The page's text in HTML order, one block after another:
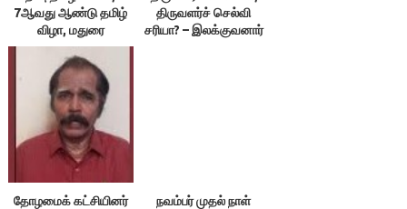
7ஆவது ஆண்டு தமிழ்
விழா, மதுரை
திருவளர்ச் செல்வி
சரியா? – இலக்குவனார்
தோழமைக் கட்சியினர்
நவம்பர் முதல் நாள்